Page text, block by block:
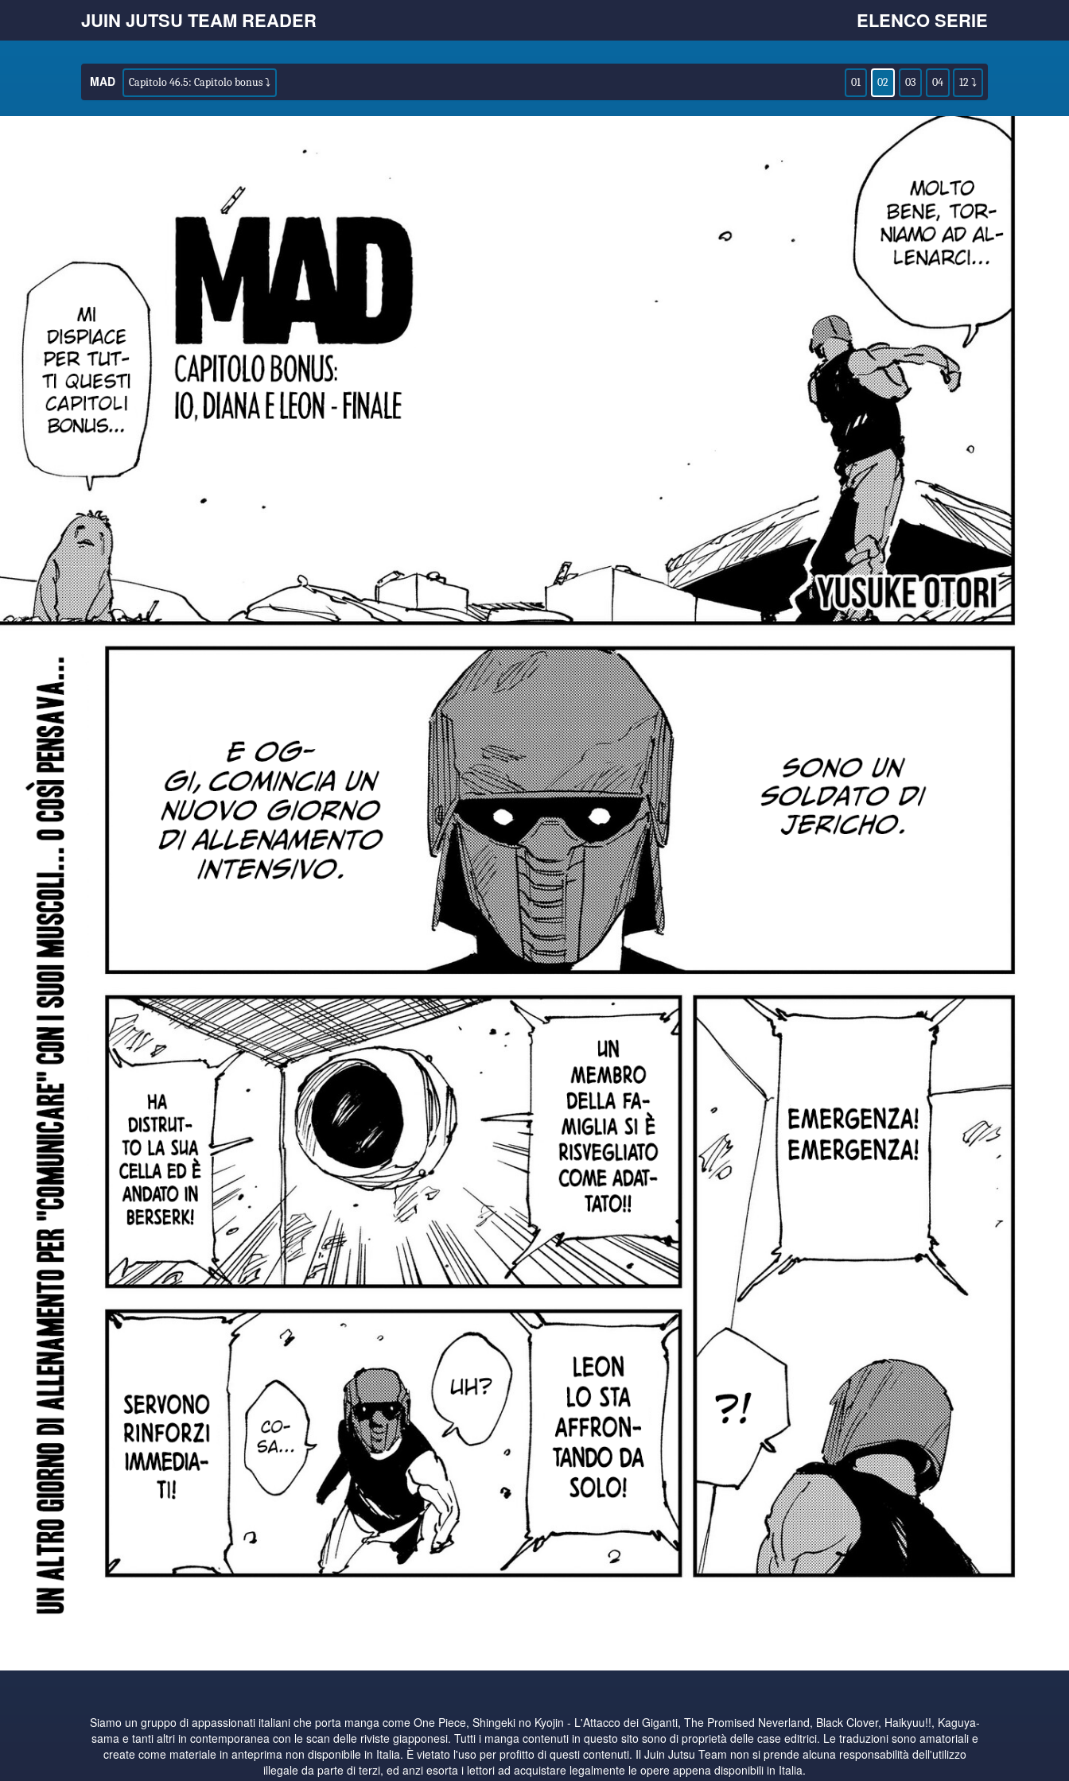
JUIN JUTSU TEAM READER ELENCO SERIE
MAD Capitolo 46.5: Capitolo bonus ⤵ 01 02 03 04 12 ⤵
Siamo un gruppo di appassionati italiani che porta manga come One Piece, Shingeki no Kyojin - L'Attacco dei Giganti, The Promised Neverland, Black Clover, Haikyuu!!, Kaguya-
sama e tanti altri in contemporanea con le scan delle riviste giapponesi. Tutti i manga contenuti in questo sito sono di proprietà delle case editrici. Le traduzioni sono amatoriali e
create come materiale in anteprima non disponibile in Italia. È vietato l'uso per profitto di questi contenuti. Il Juin Jutsu Team non si prende alcuna responsabilità dell'utilizzo
illegale da parte di terzi, ed anzi esorta i lettori ad acquistare legalmente le opere appena disponibili in Italia.